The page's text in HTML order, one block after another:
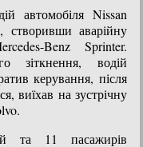
автомобіля Nissan
створивши аварійну
Benz Sprinter.
зіткнення, водій
керування, після
виїхав на зустрічну
та 11 пасажирів